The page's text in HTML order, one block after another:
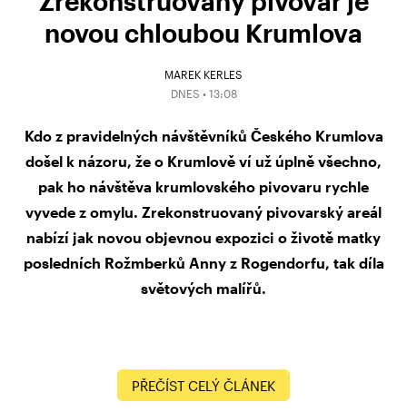
novou chloubou Krumlova
MAREK KERLES
DNES • 13:08
Kdo z pravidelných návštěvníků Českého Krumlova
došel k názoru, že o Krumlově ví už úplně všechno,
pak ho návštěva krumlovského pivovaru rychle
vyvede z omylu. Zrekonstruovaný pivovarský areál
nabízí jak novou objevnou expozici o životě matky
posledních Rožmberků Anny z Rogendorfu, tak díla
světových malířů.
PŘEČÍST CELÝ ČLÁNEK